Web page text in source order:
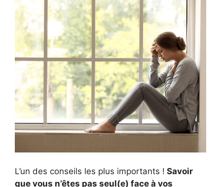
L’un des conseils les plus importants ! Savoir
que vous n’êtes pas seul(e) face à vos